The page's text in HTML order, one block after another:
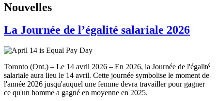
Nouvelles
La Journée de l’égalité salariale 2026
Toronto (Ont.) – Le 14 avril 2026 – En 2026, la Journée de l'égalité
salariale aura lieu le 14 avril. Cette journée symbolise le moment de
l'année 2026 jusqu'auquel une femme devra travailler pour gagner
ce qu'un homme a gagné en moyenne en 2025.